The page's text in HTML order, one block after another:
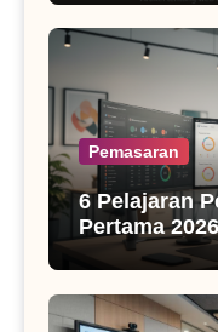
Pemasaran
6 Pelajaran
Pertama